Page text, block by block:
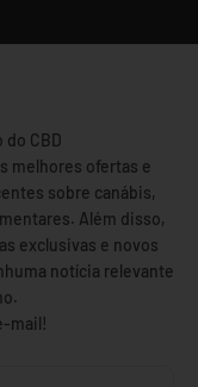
CBD
melhores ofertas e
sobre canábis,
Além disso,
exclusivas e novos
notícia relevante
mail!